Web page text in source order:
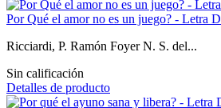
Por Qué el amor no es un juego? - Letra D
Ricciardi, P. Ramón Foyer N. S. del...
Sin calificación
Detalles de producto